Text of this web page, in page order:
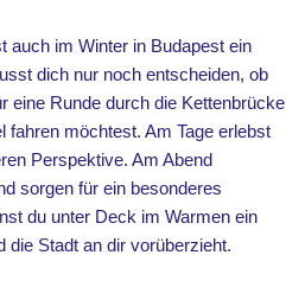
auch im Winter in Budapest ein
dich nur noch entscheiden, ob
eine Runde durch die Kettenbrücke
fahren möchtest. Am Tage erlebst
Perspektive. Am Abend
sorgen für ein besonderes
du unter Deck im Warmen ein
die Stadt an dir vorüberzieht.